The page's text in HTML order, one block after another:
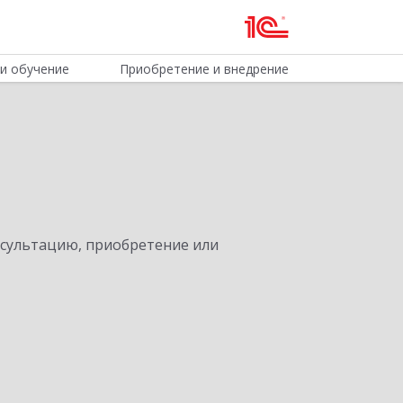
обучение Приобретение и внедрение
приобретение или